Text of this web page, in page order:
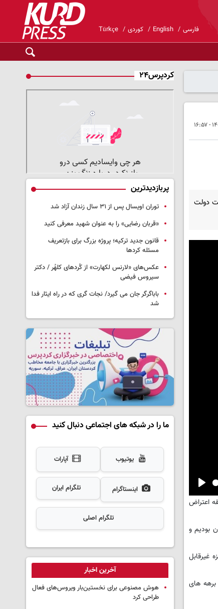
فارسی English کوردی Türkçe
دولت
Play
اعتراض
بودیم و
غزه غیرقابل
های
کردپرس۲۴
پربازدیدترین
توران اویسال پس از ۳۱ سال زندان آزاد شد
«قربان رضایی» را به عنوان شهید معرفی کنید
قانون جدید ترکیه؛ پروژه بزرگ‌ برای بازتعریف
مسئله کردها
عکس‌های «لارنس لکهارت» از کُردهای کلهُر / دکتر
سیروس فیضی
باباگرگر جان می گیرد/ نجات گری که در راه ایثار فدا
شد
ما را در شبکه های اجتماعی دنبال کنید
یوتیوب آپارات
اینستاگرام تلگرام ایران
تلگرام اصلی
آخرین اخبار
هوش مصنوعی برای نخستین‌بار ویروس‌های فعال
طراحی کرد